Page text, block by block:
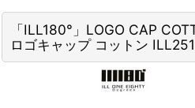
「ILL180°」LOGO CAP
ロゴキャップ コットン